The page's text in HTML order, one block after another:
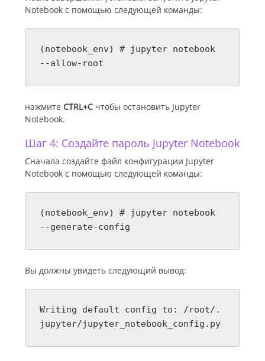
Notebook с помощью следующей команды:
(notebook_env) # jupyter notebook
--allow-root
нажмите CTRL+C чтобы остановить Jupyter
Notebook.
Шаг 4: Создайте пароль Jupyter Notebook
Сначала создайте файл конфигурации Jupyter
Notebook с помощью следующей команды:
(notebook_env) # jupyter notebook
--generate-config
Вы должны увидеть следующий вывод:
Writing default config to: /root/.
jupyter/jupyter_notebook_config.py